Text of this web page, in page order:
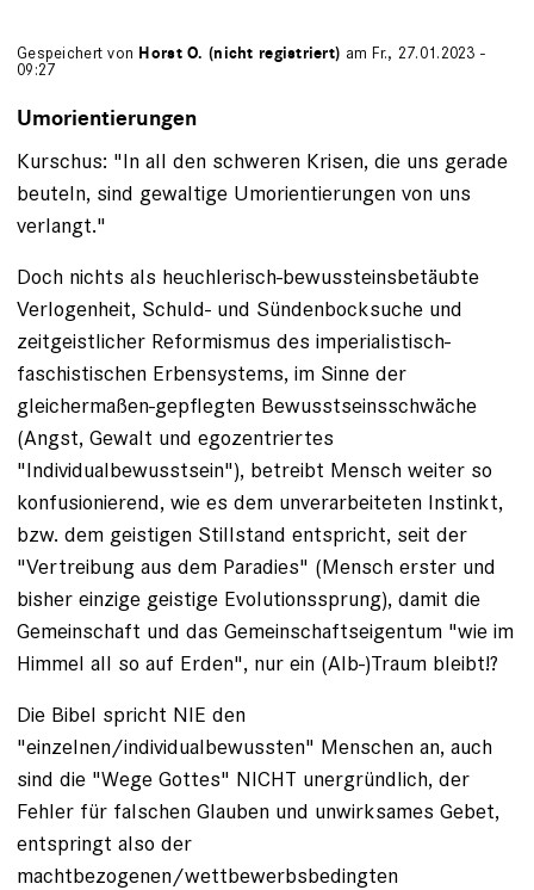
Gespeichert von Horst O. (nicht registriert) am Fr., 27.01.2023 -
09:27
Umorientierungen
Kurschus: "In all den schweren Krisen, die uns gerade
beuteln, sind gewaltige Umorientierungen von uns
verlangt."
Doch nichts als heuchlerisch-bewussteinsbetäubte
Verlogenheit, Schuld- und Sündenbocksuche und
zeitgeistlicher Reformismus des imperialistisch-
faschistischen Erbensystems, im Sinne der
gleichermaßen-gepflegten Bewusstseinsschwäche
(Angst, Gewalt und egozentriertes
"Individualbewusstsein"), betreibt Mensch weiter so
konfusionierend, wie es dem unverarbeiteten Instinkt,
bzw. dem geistigen Stillstand entspricht, seit der
"Vertreibung aus dem Paradies" (Mensch erster und
bisher einzige geistige Evolutionssprung), damit die
Gemeinschaft und das Gemeinschaftseigentum "wie im
Himmel all so auf Erden", nur ein (Alb-)Traum bleibt!?
Die Bibel spricht NIE den
"einzelnen/individualbewussten" Menschen an, auch
sind die "Wege Gottes" NICHT unergründlich, der
Fehler für falschen Glauben und unwirksames Gebet,
entspringt also der
machtbezogenen/wettbewerbsbedingten